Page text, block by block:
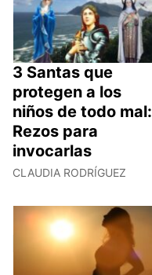
3 Santas que
protegen a los
niños de todo mal:
Rezos para
invocarlas
CLAUDIA RODRÍGUEZ